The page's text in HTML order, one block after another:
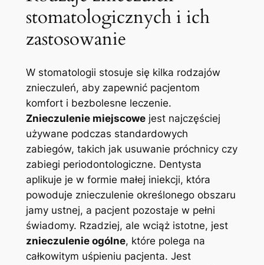
stomatologicznych i ich
⁣zastosowanie
W stomatologii stosuje się kilka rodzajów
znieczuleń, aby zapewnić pacjentom
komfort i bezbolesne leczenie.
Znieczulenie miejscowejest najczęściej
używane podczas standardowych​
zabiegów, ⁢takich jak usuwanie próchnicy ⁤czy
zabiegi‌ periodontologiczne. Dentysta
aplikuje je ⁢w formie⁤ małej iniekcji, która​
powoduje znieczulenie określonego ⁤obszaru
jamy ustnej, a pacjent pozostaje w pełni
⁣świadomy. Rzadziej, ale wciąż ‌istotne, jest
znieczulenie ogólne, ​które polega na
całkowitym uśpieniu pacjenta. Jest